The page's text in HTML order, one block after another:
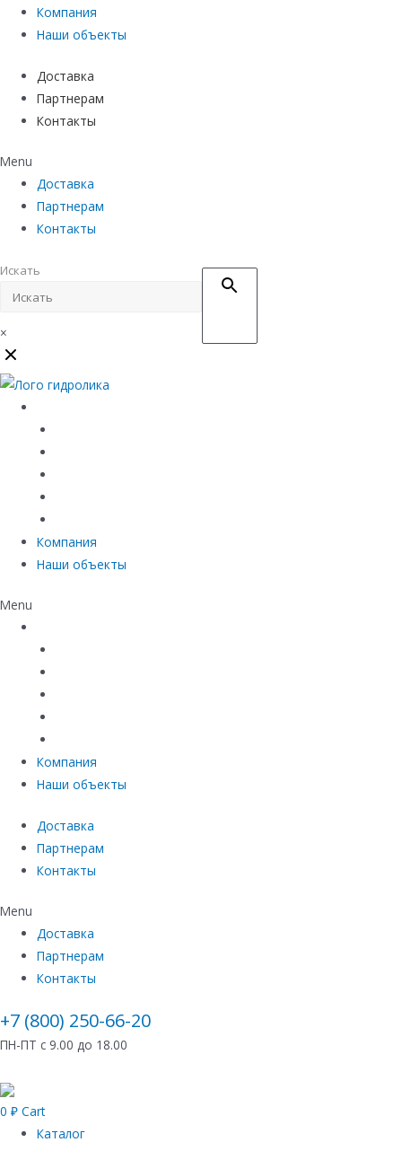
Компания
Наши объекты
Доставка
Партнерам
Контакты
Menu
Доставка
Партнерам
Контакты
Искать
×
Компания
Наши объекты
Menu
Компания
Наши объекты
Доставка
Партнерам
Контакты
Menu
Доставка
Партнерам
Контакты
+7 (800) 250-66-20
ПН-ПТ с 9.00 до 18.00
0 ₽ Cart
Каталог